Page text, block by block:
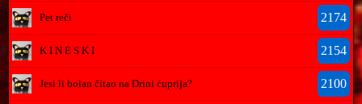
Pet reči 2174
K I N E S K I 2154
Jesi li bolan čitao na Drini ćuprija? 2100